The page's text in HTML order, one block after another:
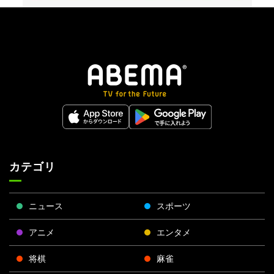
カテゴリ
ニュース スポーツ
アニメ エンタメ
将棋 麻雀